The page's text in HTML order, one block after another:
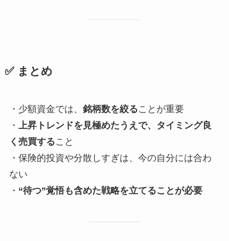
✅ まとめ
・少額資金では、 銘柄数を絞ることが重要
・
上昇トレンドを見極めたうえで、タイミング良
く売買すること
・保険的投資や分散しすぎは、今の自分には合わ
ない
・ “待つ”覚悟も含めた戦略を立てることが必要